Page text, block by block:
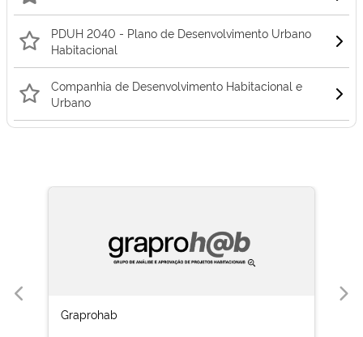
PDUH 2040 - Plano de Desenvolvimento Urbano
Habitacional
Companhia de Desenvolvimento Habitacional e
Urbano
Graprohab